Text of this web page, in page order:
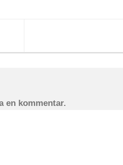
en kommentar.